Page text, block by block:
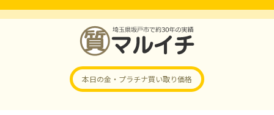
本日の金・プラチナ買い取り価格